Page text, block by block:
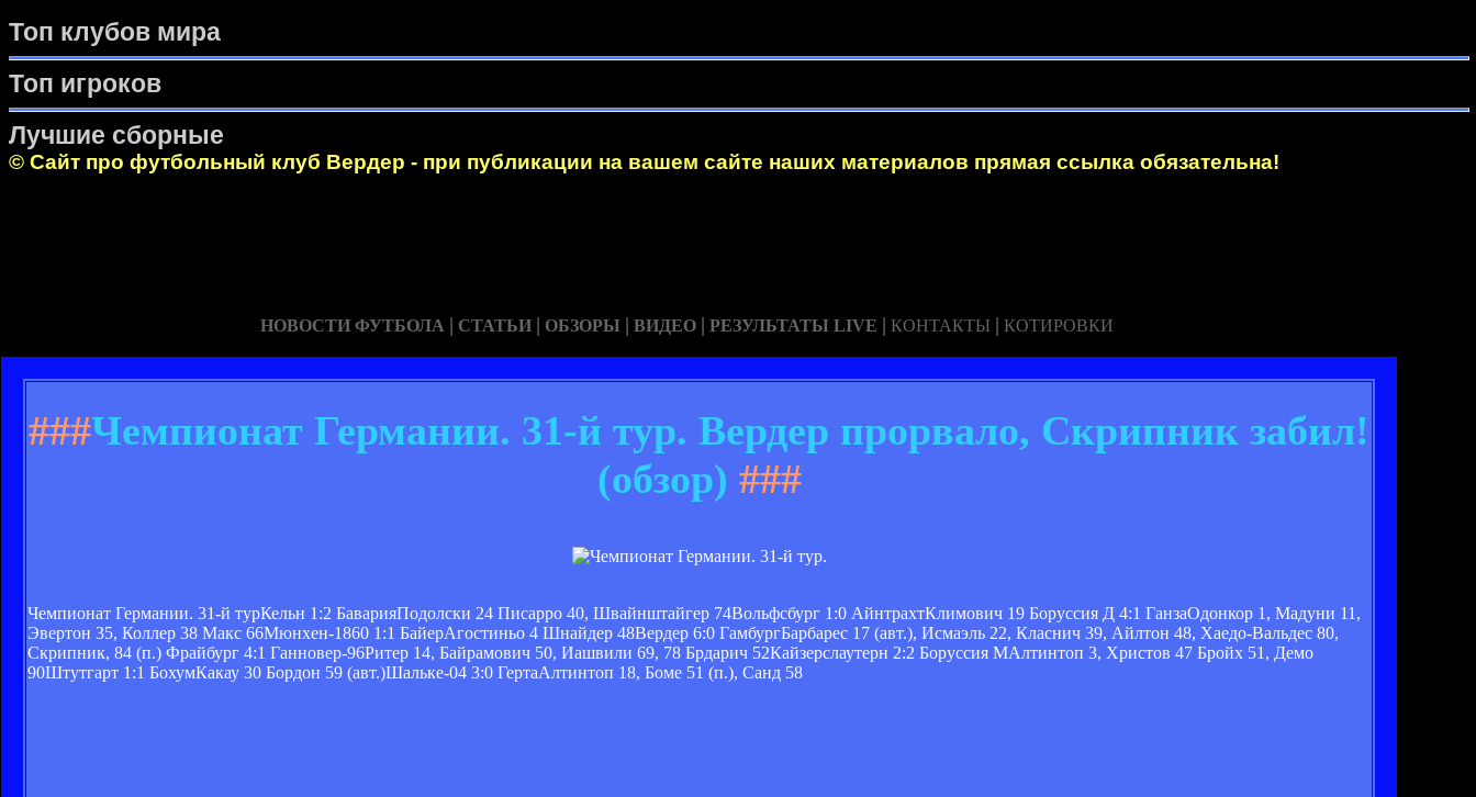
НОВОСТИ ФУТБОЛА | СТАТЬИ | ОБЗОРЫ | ВИДЕО | РЕЗУЛЬТАТЫ LIVE | КОНТАКТЫ | КОТИРОВКИ
###Чемпионат Германии. 31-й тур. Вердер прорвало, Скрипник забил!
(обзор) ###
Чемпионат Германии. 31-й турКельн 1:2 БаварияПодолски 24 Писарро 40, Швайнштайгер 74Вольфсбург 1:0 АйнтрахтКлимович 19 Боруссия Д 4:1 ГанзаОдонкор 1, Мадуни 11,
Эвертон 35, Коллер 38 Макс 66Мюнхен-1860 1:1 БайерАгостиньо 4 Шнайдер 48Вердер 6:0 ГамбургБарбарес 17 (авт.), Исмаэль 22, Класнич 39, Айлтон 48, Хаедо-Вальдес 80,
Скрипник, 84 (п.) Фрайбург 4:1 Ганновер-96Ритер 14, Байрамович 50, Иашвили 69, 78 Брдарич 52Кайзерслаутерн 2:2 Боруссия МАлтинтоп 3, Христов 47 Бройх 51, Демо
90Штутгарт 1:1 БохумКакау 30 Бордон 59 (авт.)Шальке-04 3:0 ГертаАлтинтоп 18, Боме 51 (п.), Санд 58
Топ клубов мира
Топ игроков
Лучшие сборные
© Сайт про футбольный клуб Вердер - при публикации на вашем сайте наших материалов прямая ссылка обязательна!